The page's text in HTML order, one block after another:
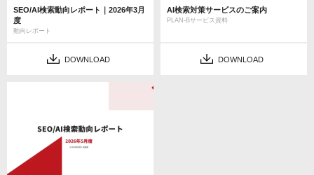
SEO/AI検索動向レポート｜2026年3月
度
動向レポート
DOWNLOAD
AI検索対策サービスのご案内
PLAN-Bサービス資料
DOWNLOAD